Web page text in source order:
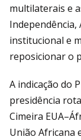
multilaterais e
Independência,
institucional e
reposicionar o
A indicação do
presidência
Cimeira
União Africana